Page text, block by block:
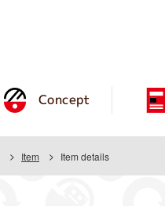
Concept
Item Item details